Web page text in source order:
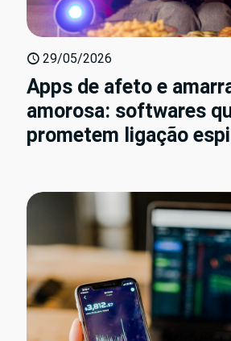
29/05/2026
Apps de afeto e
amorosa: softwares
prometem ligação